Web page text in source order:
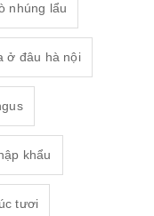
nhúng lẩu
ở đâu hà nội
khẩu
tươi